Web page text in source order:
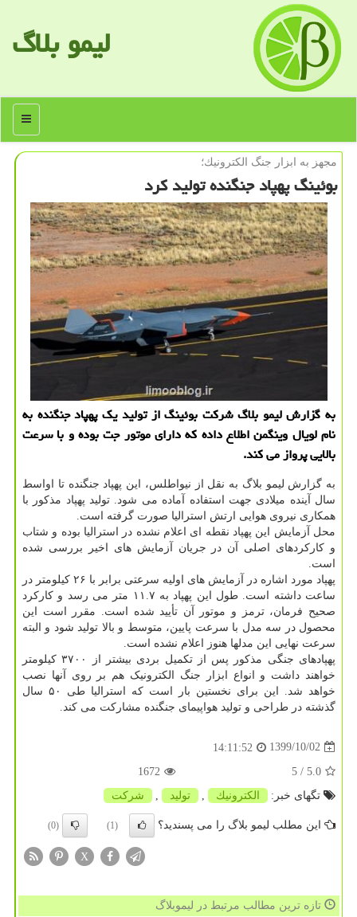
لیمو بلاگ
منو
مجهز به ابزار جنگ الكترونیك؛
بوئینگ پهپاد جنگنده تولید كرد
به گزارش لیمو بلاگ شرکت بوئینگ از تولید یک پهپاد جنگنده به
نام لویال وینگمن اطلاع داده که دارای موتور جت بوده و با سرعت
بالایی پرواز می کند.
به گزارش لیمو بلاگ به نقل از نیواطلس، این پهپاد جنگنده تا اواسط
سال آینده میلادی جهت استفاده آماده می شود. تولید پهپاد مذکور با
همکاری نیروی هوایی ارتش استرالیا صورت گرفته است.
محل آزمایش این پهپاد نقطه ای اعلام نشده در استرالیا بوده و شتاب
و کارکردهای اصلی آن در جریان آزمایش های اخیر بررسی شده
است.
پهپاد مورد اشاره در آزمایش های اولیه سرعتی برابر با ۲۶ کیلومتر در
ساعت داشته است. طول این پهپاد به ۱۱.۷ متر می رسد و کارکرد
صحیح فرمان، ترمز و موتور آن تأیید شده است. مقرر است این
محصول در سه مدل با سرعت پایین، متوسط و بالا تولید شود و البته
سرعت نهایی این مدلها هنوز اعلام نشده است.
پهپادهای جنگی مذکور پس از تکمیل بردی بیشتر از ۳۷۰۰ کیلومتر
خواهند داشت و انواع ابزار جنگ الکترونیک هم بر روی آنها نصب
خواهد شد. این برای نخستین بار است که استرالیا طی ۵۰ سال
گذشته در طراحی و تولید هواپیمای جنگنده مشارکت می کند.
1399/10/02
14:11:52
5.0
/ 5
1672
تگهای خبر:
الكترونیك تولید شركت
این مطلب لیمو بلاگ را می پسندید؟ (1)
(0)
X
تازه ترین مطالب مرتبط در لیموبلاگ